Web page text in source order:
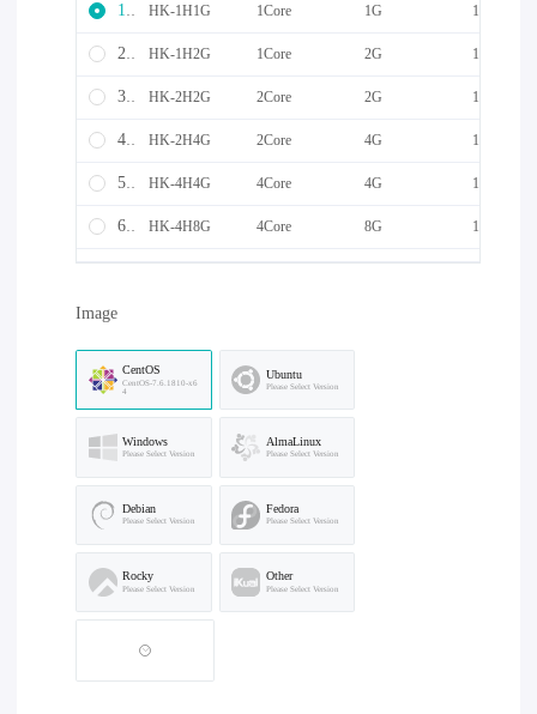
1 HK-1H1G 1Core 1G 10M
2 HK-1H2G 1Core 2G 10M
3 HK-2H2G 2Core 2G 10M
4 HK-2H4G 2Core 4G 10M
5 HK-4H4G 4Core 4G 10M
6 HK-4H8G 4Core 8G 10M
16
Image
CentOS
CentOS-7.6.1810-x6
4
Ubuntu
Please Select Version
Windows
Please Select Version
AlmaLinux
Please Select Version
Debian
Please Select Version
Fedora
Please Select Version
Rocky
Please Select Version
Other
Please Select Version